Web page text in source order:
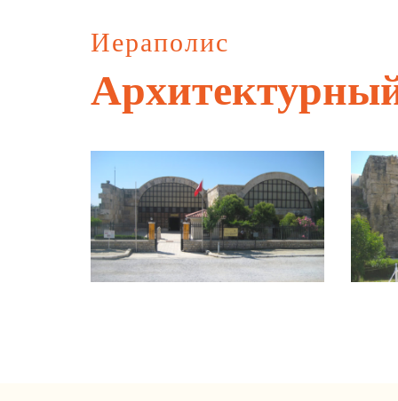
Иераполис